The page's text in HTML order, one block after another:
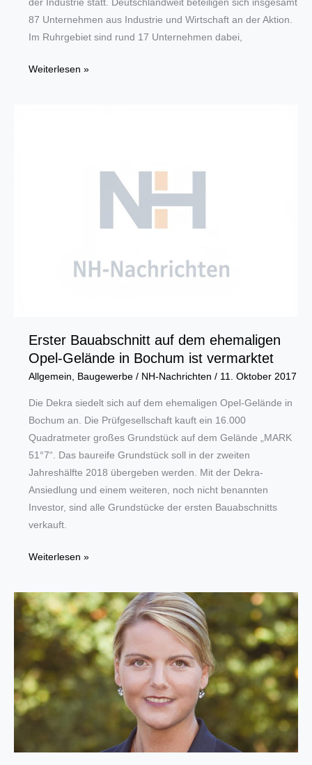
der Industrie statt. Deutschlandweit beteiligen sich insgesamt
87 Unternehmen aus Industrie und Wirtschaft an der Aktion.
Im Ruhrgebiet sind rund 17 Unternehmen dabei,
Unternehmen
Weiterlesen »
Erster Bauabschnitt auf dem ehemaligen
Opel-Gelände in Bochum ist vermarktet
Allgemein, Baugewerbe/ NH-Nachrichten / 11. Oktober 2017
Die Dekra siedelt sich auf dem ehemaligen Opel-Gelände in
Bochum an. Die Prüfgesellschaft kauft ein 16.000
Quadratmeter großes Grundstück auf dem Gelände „MARK
51°7“. Das baureife Grundstück soll in der zweiten
Jahreshälfte 2018 übergeben werden. Mit der Dekra-
Ansiedlung und einem weiteren, noch nicht benannten
Investor, sind alle Grundstücke der ersten Bauabschnitts
verkauft.
Erster
auf
dem
ehemaligen
Opel-
Gelände
in
Bochum
ist
Weiterlesen »